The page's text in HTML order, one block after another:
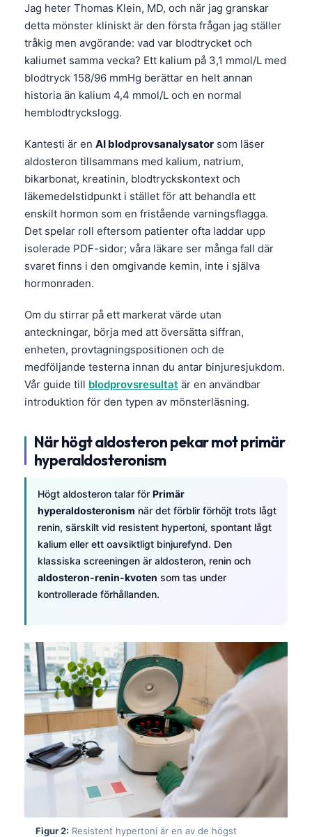
Jag heter Thomas Klein, MD, och när jag granskar
detta mönster kliniskt är den första frågan jag ställer
tråkig men avgörande: vad var blodtrycket och
kaliumet samma vecka? Ett kalium på 3,1 mmol/L med
blodtryck 158/96 mmHg berättar en helt annan
historia än kalium 4,4 mmol/L och en normal
hemblodtryckslogg.
Kantesti är en AI blodprovsanalysator som läser
aldosteron tillsammans med kalium, natrium,
bikarbonat, kreatinin, blodtryckskontext och
läkemedelstidpunkt i stället för att behandla ett
enskilt hormon som en fristående varningsflagga.
Det spelar roll eftersom patienter ofta laddar upp
isolerade PDF-sidor; våra läkare ser många fall där
svaret finns i den omgivande kemin, inte i själva
hormonraden.
Om du stirrar på ett markerat värde utan
anteckningar, börja med att översätta siffran,
enheten, provtagningspositionen och de
medföljande testerna innan du antar binjuresjukdom.
Vår guide till blodprovsresultat är en användbar
introduktion för den typen av mönsterläsning.
När högt aldosteron pekar mot primär
hyperaldosteronism
Högt aldosteron talar för Primär
hyperaldosteronism när det förblir förhöjt trots lågt
renin, särskilt vid resistent hypertoni, spontant lågt
kalium eller ett oavsiktligt binjurefynd. Den
klassiska screeningen är aldosteron, renin och
aldosteron-renin-kvoten som tas under
kontrollerade förhållanden.
Figur 2: Resistent hypertoni är en av de högst